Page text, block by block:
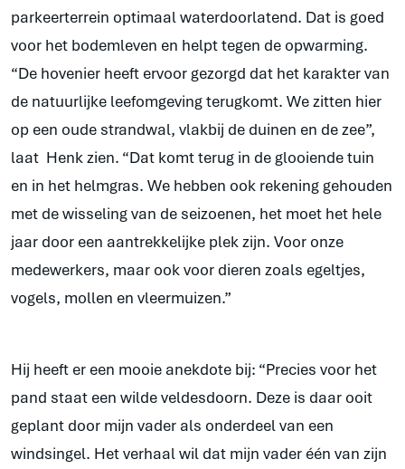
parkeerterrein optimaal waterdoorlatend. Dat is goed
voor het bodemleven en helpt tegen de opwarming.
“De hovenier heeft ervoor gezorgd dat het karakter van
de natuurlijke leefomgeving terugkomt. We zitten hier
op een oude strandwal, vlakbij de duinen en de zee”,
laat Henk zien. “Dat komt terug in de glooiende tuin
en in het helmgras. We hebben ook rekening gehouden
met de wisseling van de seizoenen, het moet het hele
jaar door een aantrekkelijke plek zijn. Voor onze
medewerkers, maar ook voor dieren zoals egeltjes,
vogels, mollen en vleermuizen.”
Hij heeft er een mooie anekdote bij: “Precies voor het
pand staat een wilde veldesdoorn. Deze is daar ooit
geplant door mijn vader als onderdeel van een
windsingel. Het verhaal wil dat mijn vader één van zijn